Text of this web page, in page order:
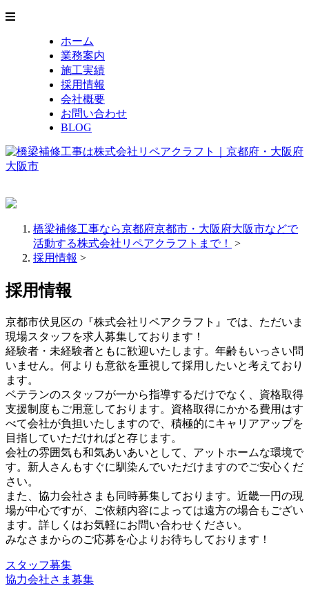
ホーム
業務案内
施工実績
採用情報
会社概要
お問い合わせ
BLOG
橋梁補修工事なら京都府京都市・大阪府大阪市などで
活動する株式会社リペアクラフトまで！
>
採用情報 >
採用情報
京都市伏見区の『株式会社リペアクラフト』では、ただいま
現場スタッフを求人募集しております！
経験者・未経験者ともに歓迎いたします。年齢もいっさい問
いません。何よりも意欲を重視して採用したいと考えており
ます。
ベテランのスタッフが一から指導するだけでなく、資格取得
支援制度もご用意しております。資格取得にかかる費用はす
べて会社が負担いたしますので、積極的にキャリアアップを
目指していただければと存じます。
会社の雰囲気も和気あいあいとして、アットホームな環境で
す。新人さんもすぐに馴染んでいただけますのでご安心くだ
さい。
また、協力会社さまも同時募集しております。近畿一円の現
場が中心ですが、ご依頼内容によっては遠方の場合もござい
ます。詳しくはお気軽にお問い合わせください。
みなさまからのご応募を心よりお待ちしております！
スタッフ募集
協力会社さま募集